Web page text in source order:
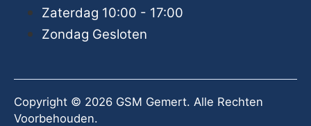
Zaterdag 10:00 - 17:00
Zondag Gesloten
Copyright © 2026 GSM Gemert. Alle Rechten
Voorbehouden.